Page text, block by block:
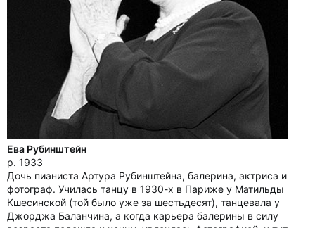
Ева Рубинштейн
р. 1933
Дочь пианиста Артура Рубинштейна, балерина, актриса и
фотограф. Училась танцу в 1930-х в Париже у Матильды
Кшесинской (той было уже за шестьдесят), танцевала у
Джорджа Баланчина, а когда карьера балерины в силу